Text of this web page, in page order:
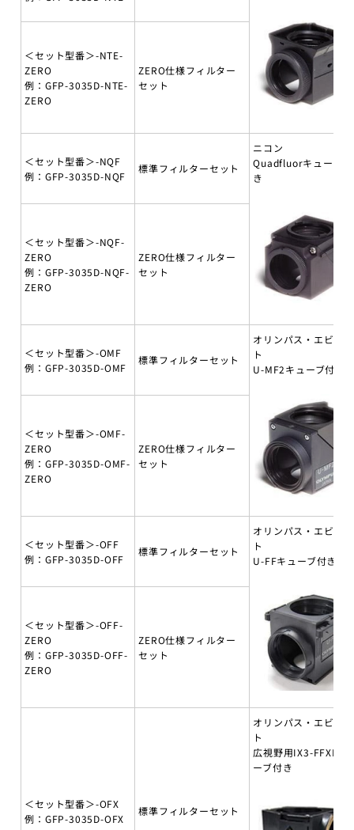
＜セット型番＞-NTE-
ZERO
例：GFP-3035D-NTE-
ZERO
ZERO仕様フィルター
セット
＜セット型番＞-NQF
例：GFP-3035D-NQF
標準フィルターセット
ニコン
Quadfluorキューブ付
き
＜セット型番＞-NQF-
ZERO
例：GFP-3035D-NQF-
ZERO
ZERO仕様フィルター
セット
＜セット型番＞-OMF
例：GFP-3035D-OMF
標準フィルターセット
オリンパス・エビデン
ト
U-MF2キューブ付き
＜セット型番＞-OMF-
ZERO
例：GFP-3035D-OMF-
ZERO
ZERO仕様フィルター
セット
＜セット型番＞-OFF
例：GFP-3035D-OFF
標準フィルターセット
オリンパス・エビデン
ト
U-FFキューブ付き
＜セット型番＞-OFF-
ZERO
例：GFP-3035D-OFF-
ZERO
ZERO仕様フィルター
セット
＜セット型番＞-OFX
例：GFP-3035D-OFX
標準フィルターセット
オリンパス・エビデン
ト
広視野用IX3-FFXLキ
ーブ付き